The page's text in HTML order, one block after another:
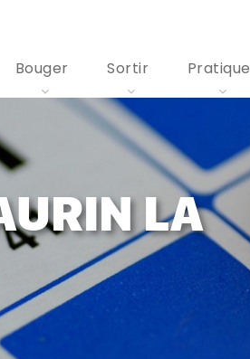
Bouger Sortir Pratique
LA